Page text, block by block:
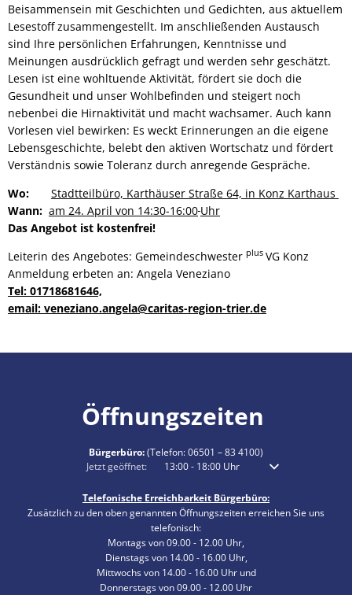
Beisammensein mit Geschichten und Gedichten, aus aktuellem
Lesestoff zusammengestellt. Im anschließenden Austausch
sind Ihre persönlichen Erfahrungen, Kenntnisse und
Meinungen ausdrücklich gefragt und werden sehr geschätzt.
Lesen ist eine wohltuende Aktivität, fördert sie doch die
Gesundheit und unser Wohlbefinden und steigert noch
nebenbei die Hirnaktivität und macht wachsamer. Auch kann
Vorlesen viel bewirken: Es weckt Erinnerungen an die eigene
Lebensgeschichte, belebt den aktiven Wortschatz und fördert
Verständnis sowie Toleranz durch anregende Gespräche.
Wo: Stadtteilbüro, Karthäuser Straße 64, in Konz Karthaus
Wann: am 24. April von 14:30-16:00 Uhr
Das Angebot ist kostenfrei!
Leiterin des Angebotes: Gemeindeschwester plus VG Konz
Anmeldung erbeten an: Angela Veneziano
Tel: 01718681646,
email: veneziano.angela@caritas-region-trier.de
Öffnungszeiten
Bürgerbüro:(Telefon:06501 – 83 4100)
Klicken, um weitere Öffnungs- oder Schließzeiten auszublenden
Jetzt geöffnet: 13:00- 18:00Uhr Von 13:00 bis 18:00
Telefonische Erreichbarkeit Bürgerbüro:
Zusätzlich zu den oben genannten Öffnungszeiten erreichen Sie uns
telefonisch:
Montags von 09.00 - 12.00 Uhr,
Dienstags von 14.00 - 16.00 Uhr,
Mittwochs von 14.00 - 16.00 Uhr und
Donnerstags von 09.00 - 12.00 Uhr